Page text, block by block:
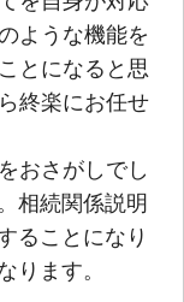
ような機能を
とになると思
終楽にお任せ
おさがしでし
相続関係説明
ることになり
ります。